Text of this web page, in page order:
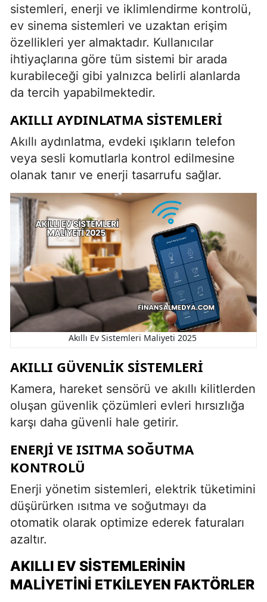
sistemleri, enerji ve iklimlendirme kontrolü,
ev sinema sistemleri ve uzaktan erişim
özellikleri yer almaktadır. Kullanıcılar
ihtiyaçlarına göre tüm sistemi bir arada
kurabileceği gibi yalnızca belirli alanlarda
da tercih yapabilmektedir.
AKILLI AYDINLATMA SISTEMLERI
Akıllı aydınlatma, evdeki ışıkların telefon
veya sesli komutlarla kontrol edilmesine
olanak tanır ve enerji tasarrufu sağlar.
Akıllı Ev Sistemleri Maliyeti 2025
AKILLI GÜVENLIK SISTEMLERI
Kamera, hareket sensörü ve akıllı kilitlerden
oluşan güvenlik çözümleri evleri hırsızlığa
karşı daha güvenli hale getirir.
ENERJI VE ISITMA SOĞUTMA
KONTROLÜ
Enerji yönetim sistemleri, elektrik tüketimini
düşürürken ısıtma ve soğutmayı da
otomatik olarak optimize ederek faturaları
azaltır.
AKILLI EV SISTEMLERININ
MALIYETINI ETKILEYEN FAKTÖRLER